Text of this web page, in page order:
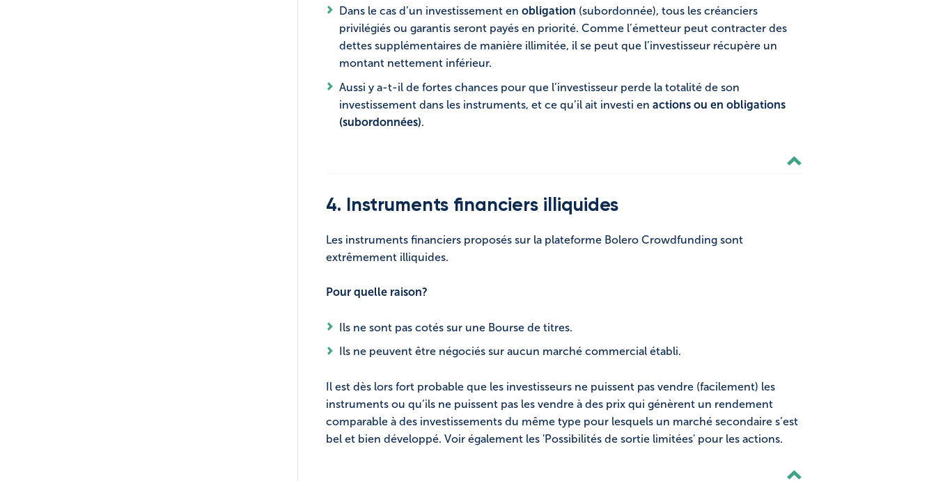
Dans le cas d’un investissement enobligation (subordonnée), tous les créanciers
privilégiés ou garantis seront payés en priorité. Comme l’émetteur peut contracter des
dettes supplémentaires de manière illimitée, il se peut que l’investisseur récupère un
montant nettement inférieur.
Aussi y a-t-il de fortes chances pour que l’investisseur perde la totalité de son
investissement dans les instruments, et ce qu’il ait investi enactions ou en obligations
(subordonnées).
4. Instruments financiers illiquides
Les instruments financiers proposés sur la plateforme Bolero Crowdfunding sont
extrêmement illiquides.
Pour quelle raison?
Ils ne sont pas cotés sur une Bourse de titres.
Ils ne peuvent être négociés sur aucun marché commercial établi.
Il est dès lors fort probable que les investisseurs ne puissent pas vendre (facilement) les
instruments ou qu’ils ne puissent pas les vendre à des prix qui génèrent un rendement
comparable à des investissements du même type pour lesquels un marché secondaire s’est
bel et bien développé. Voir également les 'Possibilités de sortie limitées' pour les actions.